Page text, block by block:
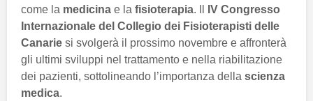
come la medicina e la fisioterapia. Il
IV Congresso
Internazionale del Collegio dei Fisioterapisti delle
Canarie si svolgerà il prossimo novembre e affronterà
gli ultimi sviluppi nel trattamento e nella riabilitazione
dei pazienti, sottolineando l’importanza della scienza
medica.